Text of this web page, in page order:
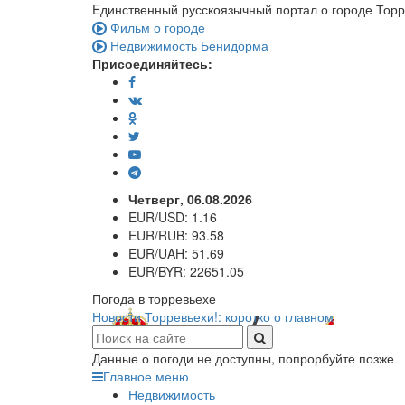
Eдинственный русскоязычный портал о городе
Фильм о городе
Недвижимость Бенидорма
Присоединяйтесь:
Четверг, 06.08.2026
EUR/USD: 1.16
EUR/RUB: 93.58
EUR/UAH: 51.69
EUR/BYR: 22651.05
Погода в торревьехе
Новости Торревьехи!: коротко о главном
Данные о погоди не доступны, попрорбуйте позже
Главное меню
Недвижимость